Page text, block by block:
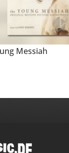
Messiah